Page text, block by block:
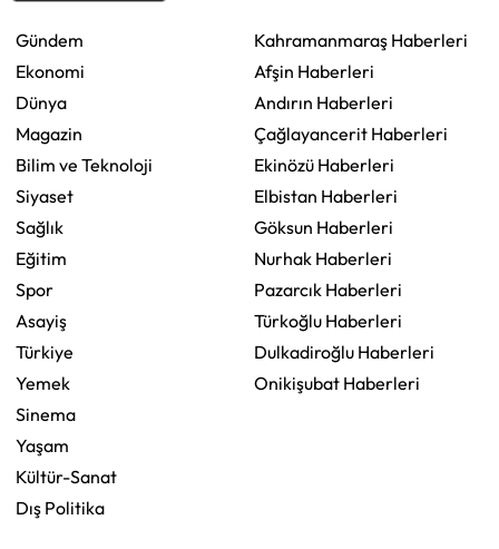
Gündem
Ekonomi
Dünya
Magazin
Bilim ve Teknoloji
Siyaset
Sağlık
Eğitim
Spor
Asayiş
Türkiye
Yemek
Sinema
Yaşam
Kültür-Sanat
Dış Politika
Kahramanmaraş Haberleri
Afşin Haberleri
Andırın Haberleri
Çağlayancerit Haberleri
Ekinözü Haberleri
Elbistan Haberleri
Göksun Haberleri
Nurhak Haberleri
Pazarcık Haberleri
Türkoğlu Haberleri
Dulkadiroğlu Haberleri
Onikişubat Haberleri